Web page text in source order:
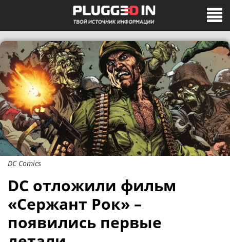
DC Comics
DC отложили фильм
«Сержант Рок» –
появились первые